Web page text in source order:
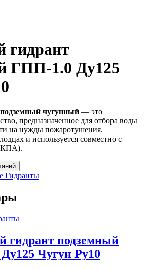
ГПП-1.0 Ду125
чугунный — это
предназначенное для отбора воды
на нужды пожаротушения.
и используется совместно с
Гидранты
гидрант подземный
Чугун Ру10